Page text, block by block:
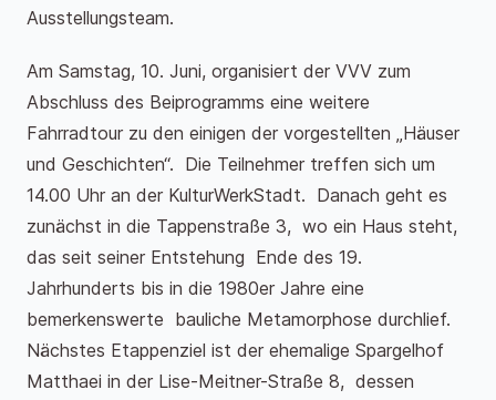
Ausstellungsteam.
Am Samstag, 10. Juni, organisiert der VVV zum
Abschluss des Beiprogramms eine weitere
Fahrradtour zu den einigen der vorgestellten „Häuser
und Geschichten“. Die Teilnehmer treffen sich um
14.00 Uhr an der KulturWerkStadt. Danach geht es
zunächst in die Tappenstraße 3, wo ein Haus steht,
das seit seiner Entstehung Ende des 19.
Jahrhunderts bis in die 1980er Jahre eine
bemerkenswerte bauliche Metamorphose durchlief.
Nächstes Etappenziel ist der ehemalige Spargelhof
Matthaei in der Lise-Meitner-Straße 8, dessen